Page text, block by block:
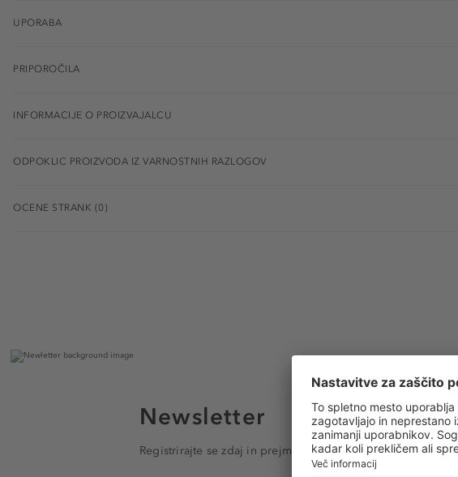
UPORABA
PRIPOROČILA
INFORMACIJE O PROIZVAJALCU
ODPOKLIC PROIZVODA IZ VARNOSTNIH RAZLOGOV
OCENE STRANK (0)
Newsletter
Registrirajte se zdaj in prejmite e-poštna obvestila o vseh